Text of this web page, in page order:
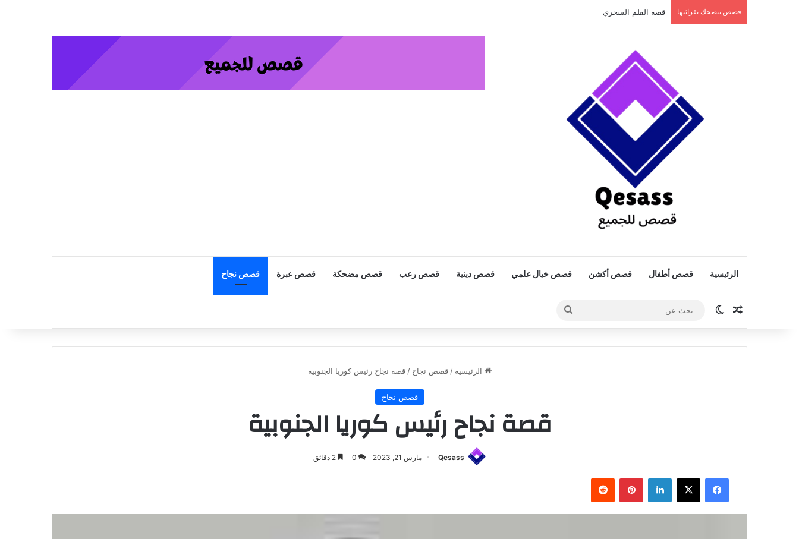
قصص ننصحك بقرائتها قصة الطفل الذي عاد من النار ج3
الرئيسية قصص أطفال قصص أكشن قصص خيال علمي قصص دينية قصص رعب قصص مضحكة قصص عبرة قصص نجاح
مقال عشوائي
الوضع المظلم
بحث
عن
الرئيسية / قصص نجاح / قصة نجاح رئيس كوريا الجنوبية
قصص نجاح
قصة نجاح رئيس كوريا الجنوبية
Qesass مارس 21, 2023 0
فيسبوك ‫X لينكدإن بينتيريست